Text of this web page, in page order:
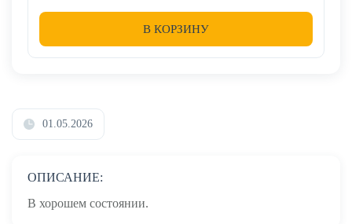
В КОРЗИНУ
01.05.2026
ОПИСАНИЕ:
В хорошем состоянии.